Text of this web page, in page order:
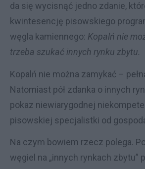
da się wycisnąć jedno zdanie,
kwintesencję pisowskiego
węgla kamiennego: Kopalń nie
trzeba szukać innych rynku zbytu.
Kopalń nie można zamykać –
Natomiast pół zdanka o innych
pokaz niewiarygodnej
pisowskiej specjalistki od
Na czym bowiem rzecz polega.
węgiel na „innych rynkach zbytu”